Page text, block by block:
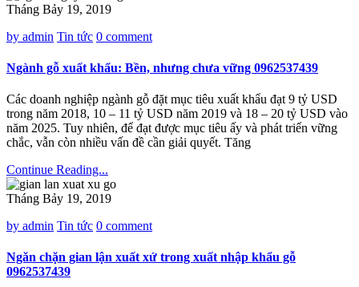
Tháng Bảy 19, 2019
by admin Tin tức 0 comment
Ngành gỗ xuất khẩu: Bền, nhưng chưa vững 0962537439
Các doanh nghiệp ngành gỗ đặt mục tiêu xuất khẩu đạt 9 tỷ USD
trong năm 2018, 10 – 11 tỷ USD năm 2019 và 18 – 20 tỷ USD vào
năm 2025. Tuy nhiên, để đạt được mục tiêu ấy và phát triển vững
chắc, vẫn còn nhiều vấn đề cần giải quyết. Tăng
Continue Reading...
Tháng Bảy 19, 2019
by admin Tin tức 0 comment
Ngăn chặn gian lận xuất xứ trong xuất nhập khẩu gỗ
0962537439